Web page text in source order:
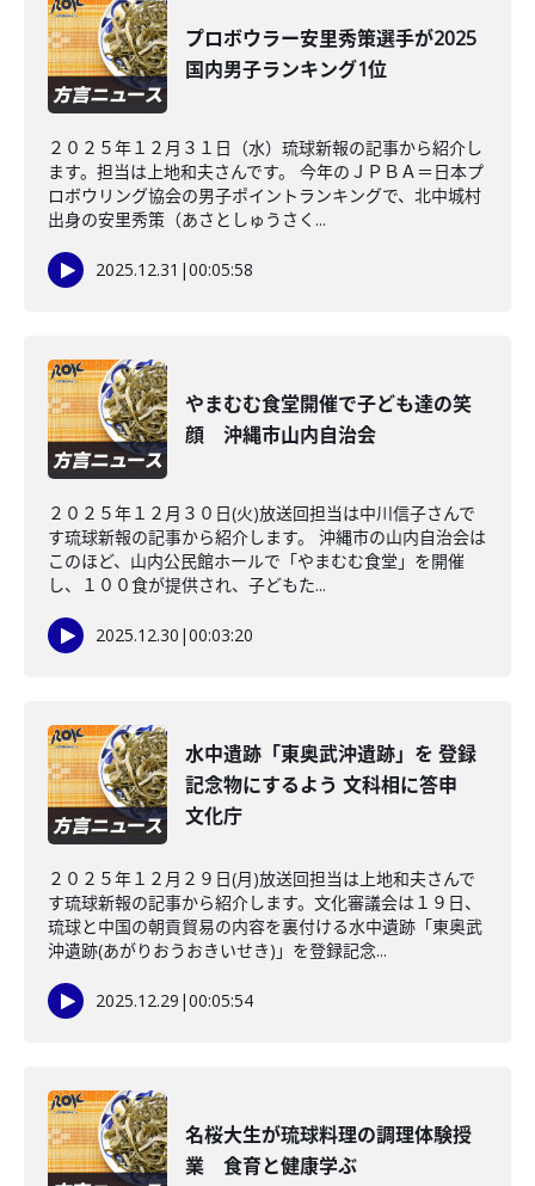
プロボウラー安里秀策選手が2025
国内男子ランキング1位
２０２５年１２月３１日（水）琉球新報の記事から紹介し
ます。担当は上地和夫さんです。 今年のＪＰＢＡ＝日本プ
ロボウリング協会の男子ポイントランキングで、北中城村
出身の安里秀策（あさとしゅうさく...
2025.12.31 |00:05:58
やまむむ食堂開催で子ども達の笑
顔 沖縄市山内自治会
２０２５年１２月３０日(火)放送回担当は中川信子さんで
す琉球新報の記事から紹介します。 沖縄市の山内自治会は
このほど、山内公民館ホールで「やまむむ食堂」を開催
し、１００食が提供され、子どもた...
2025.12.30 |00:03:20
水中遺跡「東奥武沖遺跡」を 登録
記念物にするよう 文科相に答申
文化庁
２０２５年１２月２９日(月)放送回担当は上地和夫さんで
す琉球新報の記事から紹介します。文化審議会は１９日、
琉球と中国の朝貢貿易の内容を裏付ける水中遺跡「東奥武
沖遺跡(あがりおうおきいせき)」を登録記念...
2025.12.29 |00:05:54
名桜大生が琉球料理の調理体験授
業 食育と健康学ぶ